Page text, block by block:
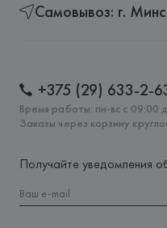
Самовывоз: г.
+375 (29) 633-2-
Время работы: пн-вс с 09:00
Заказы через корзину
Получайте уведомления